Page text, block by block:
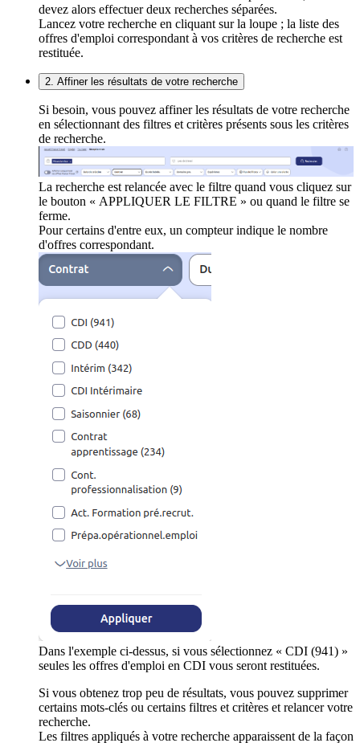
devez alors effectuer deux recherches séparées.
Lancez votre recherche en cliquant sur la loupe ; la liste des
offres d'emploi correspondant à vos critères de recherche est
restituée.
2. Affiner les résultats de votre recherche
Si besoin, vous pouvez affiner les résultats de votre recherche
en sélectionnant des filtres et critères présents sous les critères
de recherche.
La recherche est relancée avec le filtre quand vous cliquez sur
le bouton « APPLIQUER LE FILTRE » ou quand le filtre se
ferme.
Pour certains d'entre eux, un compteur indique le nombre
d'offres correspondant.
Dans l'exemple ci-dessus, si vous sélectionnez « CDI (941) »
seules les offres d'emploi en CDI vous seront restituées.
Si vous obtenez trop peu de résultats, vous pouvez supprimer
certains mots-clés ou certains filtres et critères et relancer votre
recherche.
Les filtres appliqués à votre recherche apparaissent de la façon